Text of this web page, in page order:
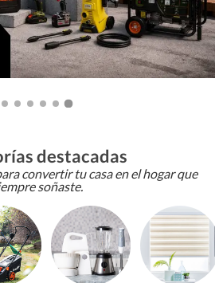
destacadas
convertir tu casa en el hogar que
soñaste.